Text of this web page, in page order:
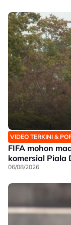
VIDEO TERKINI &
FIFA mohon
komersial Piala
06/08/2026